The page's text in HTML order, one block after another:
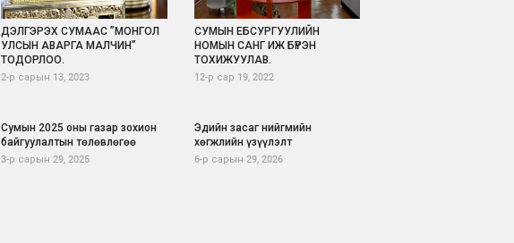
ДЭЛГЭРЭХ СУМААС ”МОНГОЛ
УЛСЫН АВАРГА МАЛЧИН”
ТОДОРЛОО.
2-р сарын 13, 2023
СУМЫН ЕБСУРГУУЛИЙН
НОМЫН САНГ ИЖ БҮРЭН
ТОХИЖУУЛАВ.
12-р сар 19, 2022
Сумын 2025 оны газар зохион
байгуулалтын төлөвлөгөө
3-р сарын 29, 2025
Эдийн засаг нийгмийн
хөгжлийн үзүүлэлт
6-р сарын 29, 2026